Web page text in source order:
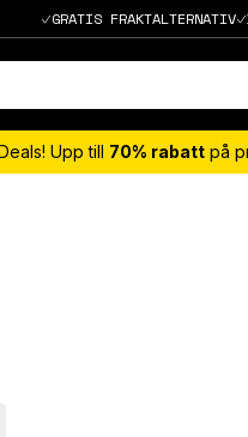
GRATIS FRAKTALTERNATIV
Upp till 70% rabatt på